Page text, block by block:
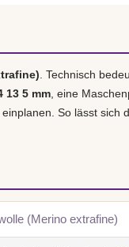
. Technisch
13 5 mm , eine
einplanen. So lässt sich
(Merino extrafine)